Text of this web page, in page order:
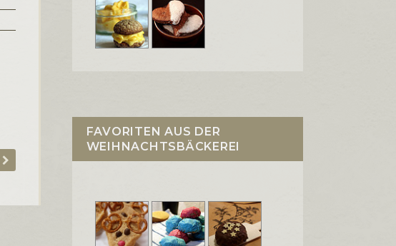
FAVORITEN AUS DER
WEIHNACHTSBÄCKEREI